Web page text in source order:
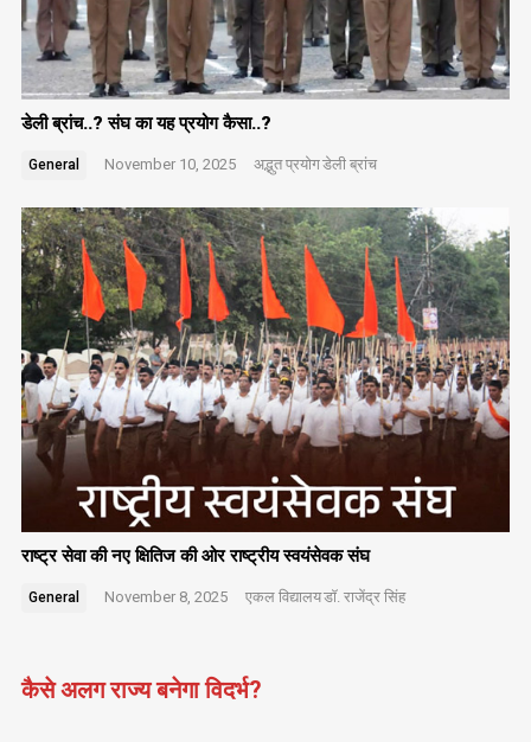
डेली ब्रांच..? संघ का यह प्रयोग कैसा..?
General November 10, 2025 अद्भुत प्रयोगडेली ब्रांच
राष्ट्र सेवा की नए क्षितिज की ओर राष्ट्रीय स्वयंसेवक संघ
General November 8, 2025 एकल विद्यालयडॉ. राजेंद्र सिंह
कैसे अलग राज्य बनेगा विदर्भ?